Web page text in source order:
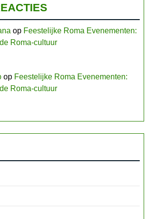
op Feestelijke Roma Evenementen:
Roma-cultuur
op Feestelijke Roma Evenementen:
Roma-cultuur